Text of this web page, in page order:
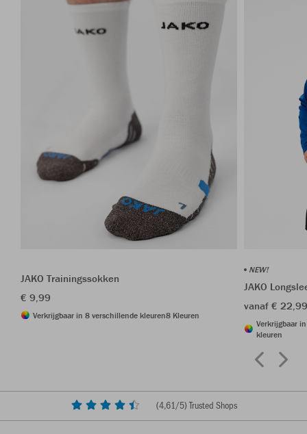
JAKO Trainingssokken
€ 9,99
Verkrijgbaar in 8 verschillende kleuren8 Kleuren
NEW!
JAKO
vanaf €
Verkrijgbaar
kleuren
(4,61/5) Trusted Shops